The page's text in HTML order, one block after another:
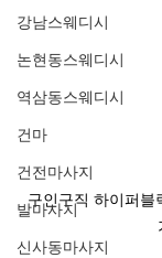
강남스웨디시
논현동스웨디시
역삼동스웨디시
건마
건전마사지
발마사지
신사동마사지
구인구직 하이퍼블